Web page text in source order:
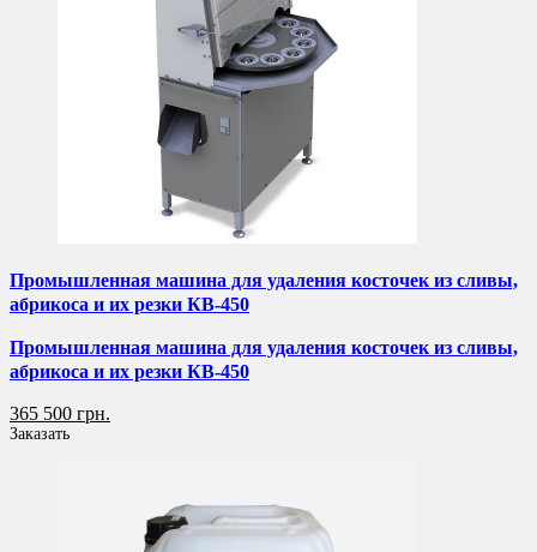
Промышленная машина для удаления косточек из сливы,
абрикоса и их резки КВ-450
Промышленная машина для удаления косточек из сливы,
абрикоса и их резки КВ-450
365 500 грн.
Заказать